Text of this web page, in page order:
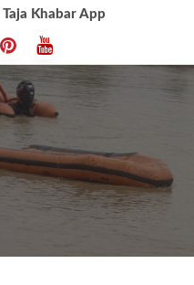
Taja Khabar App